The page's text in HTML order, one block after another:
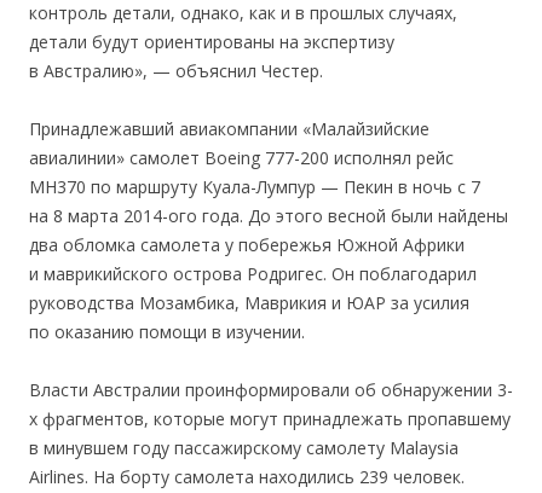
контроль детали, однако, как и в прошлых случаях,
детали будут ориентированы на экспертизу
в Австралию», — объяснил Честер.
Принадлежавший авиакомпании «Малайзийские
авиалинии» самолет Boeing 777-200 исполнял рейс
MH370 по маршруту Куала-Лумпур — Пекин в ночь с 7
на 8 марта 2014-ого года. До этого весной были найдены
два обломка самолета у побережья Южной Африки
и маврикийского острова Родригес. Он поблагодарил
руководства Мозамбика, Маврикия и ЮАР за усилия
по оказанию помощи в изучении.
Власти Австралии проинформировали об обнаружении 3-
х фрагментов, которые могут принадлежать пропавшему
в минувшем году пассажирскому самолету Malaysia
Airlines. На борту самолета находились 239 человек.